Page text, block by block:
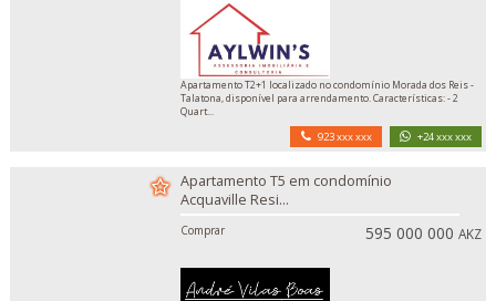
Apartamento T2+1 localizado no condomínio Morada dos Reis -
Talatona, disponível para arrendamento. Características: - 2
Quart...
923 xxx xxx +24 xxx xxx
Apartamento T5 em condomínio
Acquaville Resi...
Comprar 595 000 000AKZ